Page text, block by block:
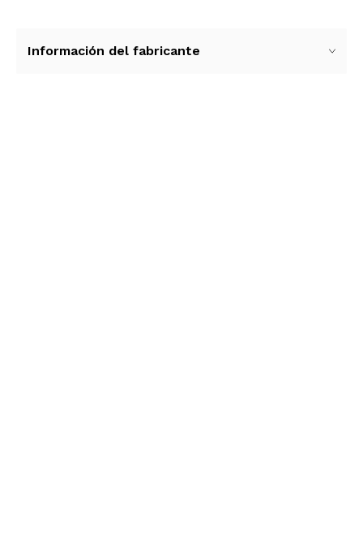
- Materiales: Plastico rigido de alta calidad y
Información del fabricante